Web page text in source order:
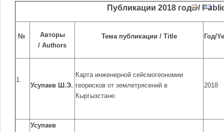
Публикации 2018 года /
№
Авторы
/ Authors
Тема публикации / Title Год/
1.
Усупаев Ш.Э.
Карта инженерной сейсмогеономии
георисков от землетрясений в
Кыргызстане.
2018
Усупаев